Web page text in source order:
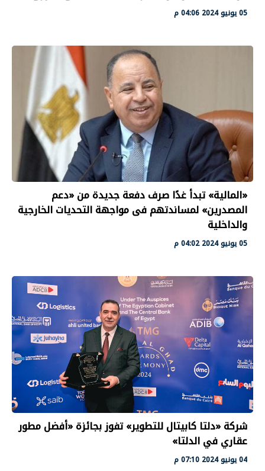
05 يونيو 2024 04:06 م
«المالية» تبدأ غدًا صرف دفعة جديدة من «دعم
المصدرين» لمساندتهم فى مواجهة التحديات الخارجية
والداخلية
05 يونيو 2024 04:02 م
شركة «دلتا كابيتال للتطوير» تفوز بجائزة «أفضل مطور
عقاري في الدلتا»
04 يونيو 2024 07:10 م